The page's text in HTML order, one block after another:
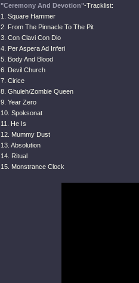
"Ceremony And Devotion"-Tracklist:
1. Square Hammer
2. From The Pinnacle To The Pit
3. Con Clavi Con Dio
4. Per Aspera Ad Inferi
5. Body And Blood
6. Devil Church
7. Cirice
8. Ghuleh/Zombie Queen
9. Year Zero
10. Spoksonat
11. He Is
12. Mummy Dust
13. Absolution
14. Ritual
15. Monstrance Clock